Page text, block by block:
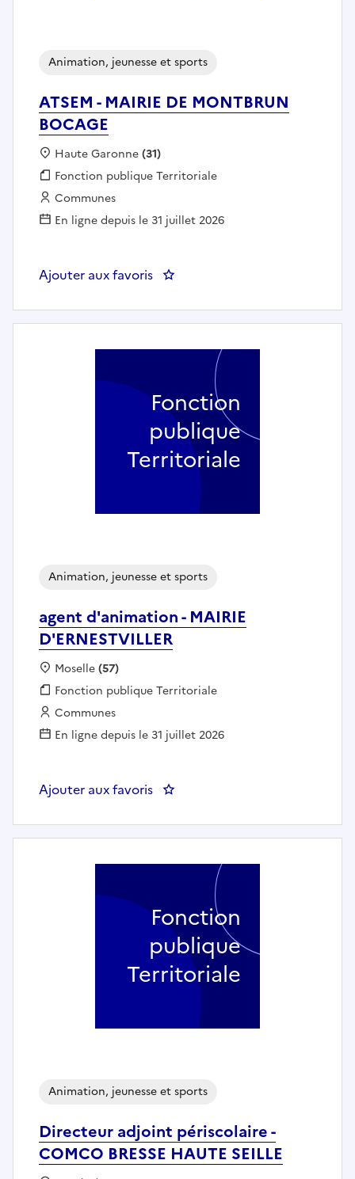
ATSEM - MAIRIE DE MONTBRUN
BOCAGE
Animation, jeunesse et sports
Localisation :
Haute Garonne(31)
Fonction publique :
Fonction publique Territoriale
Employeur :
Communes
En ligne depuis le 31 juillet 2026
Ajouter aux favoris : ATSEM - MAIRIE DE
agent d'animation - MAIRIE
D'ERNESTVILLER
Animation, jeunesse et sports
Localisation :
Moselle(57)
Fonction publique :
Fonction publique Territoriale
Employeur :
Communes
En ligne depuis le 31 juillet 2026
Ajouter aux favoris : agent d'animation - MAIRIE
Fonction
publique
Territoriale
Directeur adjoint périscolaire -
COMCO BRESSE HAUTE SEILLE
Animation, jeunesse et sports
Fonction
publique
Territoriale